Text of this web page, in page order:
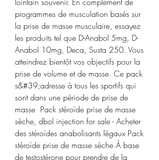
programmes de musculation basés sur
la prise de masse musculaire, essayez
les produits tel que D-Anabol 5mg, D-
Anabol 10mg, Deca, Susta 250. Vous
atteindrez bientôt vos objectifs pour la
prise de volume et de masse. Ce pack
s&#39;adresse à tous les sportifs qui
sont dans une période de prise de
masse  Pack stéroïde prise de masse
sèche, dbol injection for sale - Acheter
des stéroïdes anabolisants légaux Pack
stéroïde prise de masse sèche À base
de testostérone pour prendre de la